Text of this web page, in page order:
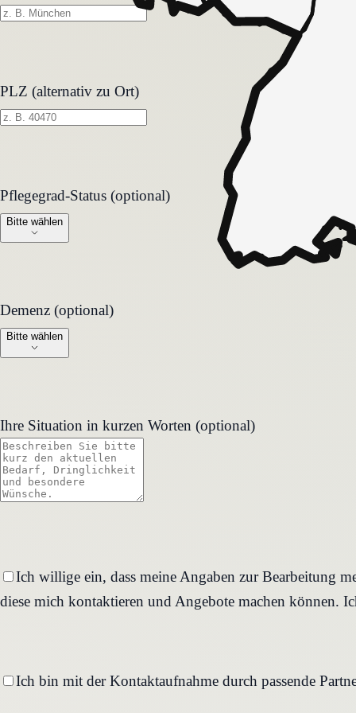
PLZ (alternativ zu Ort)
Pflegegrad-Status (optional)
Pflegegrad-Status (optional)
Bitte wählen
Demenz (optional)
Demenz (optional)
Bitte wählen
Ihre Situation in kurzen Worten (optional)
Ich willige ein, dass meine Angaben zur Bearbeitung
diese mich kontaktieren und Angebote machen können.
Ich bin mit der Kontaktaufnahme durch passende